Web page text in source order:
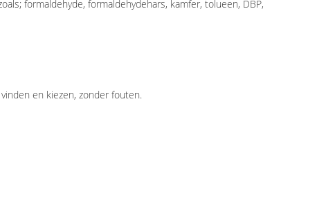
formaldehyde, formaldehydehars, kamfer, tolueen, DBP,
en kiezen, zonder fouten.